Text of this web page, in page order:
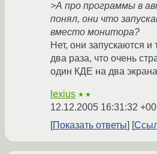
>А про программы в
понял, они что
вместо монитора?
Нет, они запускаются
два раза, что очень
один КДЕ на два
lexius ★★
12.12.2005 16:31:32
Показать ответы